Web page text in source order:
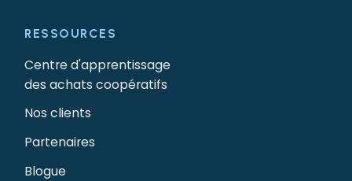
RESSOURCES
Centre d'apprentissage
des achats coopératifs
Nos clients
Partenaires
Blogue